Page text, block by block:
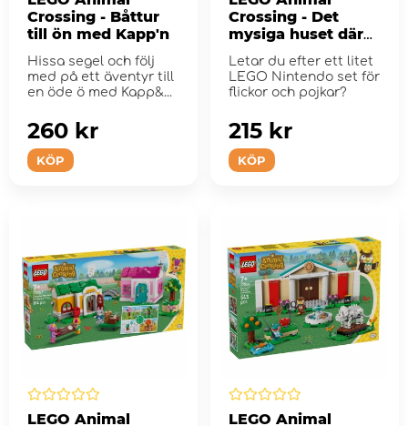
Crossing - Båttur
till ön med Kapp'n
Hissa segel och följ
med på ett äventyr till
en öde ö med Kapp&...
KÖP
260 kr
Crossing - Det
mysiga huset där
Letar du efter ett litet
LEGO Nintendo set för
flickor och pojkar?
KÖP
215 kr
LEGO Animal LEGO Animal